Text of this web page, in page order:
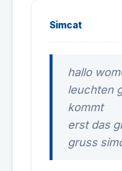
Simcat
hallo
leuchten
kommt
erst das
gruss